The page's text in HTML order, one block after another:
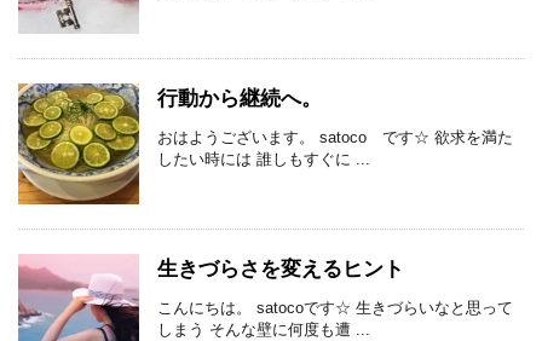
行動から継続へ。
おはようございます。 satoco です☆ 欲求を満た
したい時には 誰しもすぐに ...
生きづらさを変えるヒント
こんにちは。 satocoです☆ 生きづらいなと思って
しまう そんな壁に何度も遭 ...